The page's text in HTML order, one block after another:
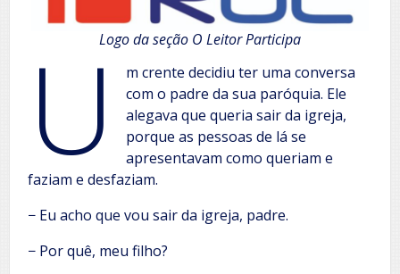
Logo da seção O Leitor Participa
U
m crente decidiu ter uma conversa
com o padre da sua paróquia. Ele
alegava que queria sair da igreja,
porque as pessoas de lá se
apresentavam como queriam e
faziam e desfaziam.
− Eu acho que vou sair da igreja, padre.
− Por quê, meu filho?